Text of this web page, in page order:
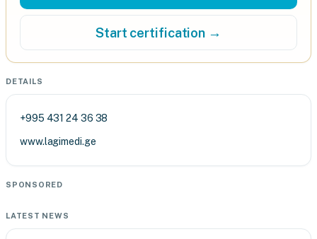
Start certification →
DETAILS
+995 431 24 36 38
www.lagimedi.ge
SPONSORED
LATEST NEWS